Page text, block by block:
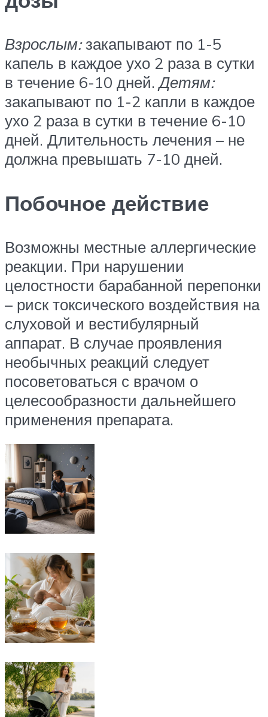
Взрослым:закапывают по 1-5
капель в каждое ухо 2 раза в сутки
в течение 6-10 дней.Детям:
закапывают по 1-2 капли в каждое
ухо 2 раза в сутки в течение 6-10
дней. Длительность лечения – не
должна превышать 7-10 дней.
Побочное действие
Возможны местные аллергические
реакции. При нарушении
целостности барабанной перепонки
– риск токсического воздействия на
слуховой и вестибулярный
аппарат. В случае проявления
необычных реакций следует
посоветоваться с врачом о
целесообразности дальнейшего
применения препарата.